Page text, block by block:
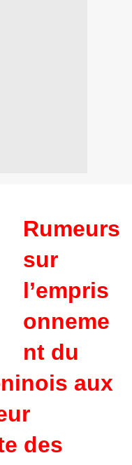
Rumeurs
sur
l’empris
onneme
nt du
aux
des